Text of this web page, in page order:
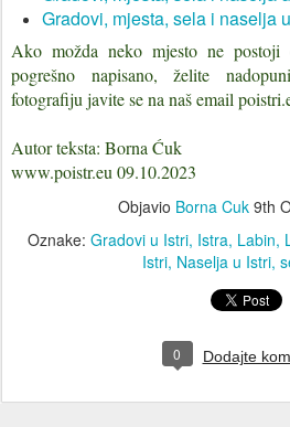
Gradovi, mjesta, sela i naselja
Ako možda neko mjesto ne
pogrešno napisano, želite
fotografiju javite se na naš email
Autor teksta: Borna Ćuk
www.poistr.eu 09.10.2023
Objavio Borna Cuk 9th
Oznake: Gradovi u Istri Istra Labin
Istri Naselja u Istri
0 Dodajte